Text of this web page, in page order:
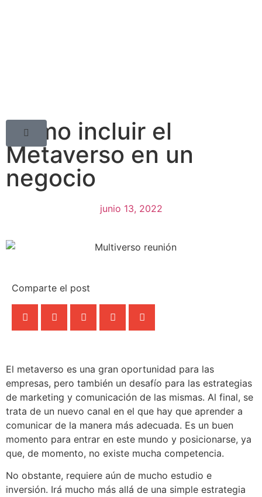
Cómo incluir el
Metaverso en un
negocio
junio 13, 2022
Comparte el post
El metaverso es una gran oportunidad para las
empresas, pero también un desafío para las estrategias
de marketing y comunicación de las mismas. Al final, se
trata de un nuevo canal en el que hay que aprender a
comunicar de la manera más adecuada. Es un buen
momento para entrar en este mundo y posicionarse, ya
que, de momento, no existe mucha competencia.
No obstante, requiere aún de mucho estudio e
inversión. Irá mucho más allá de una simple estrategia